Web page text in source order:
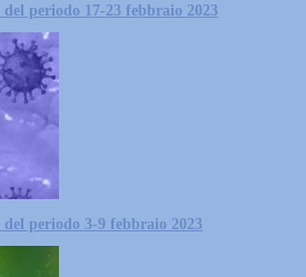
periodo 17-23 febbraio 2023
periodo 3-9 febbraio 2023